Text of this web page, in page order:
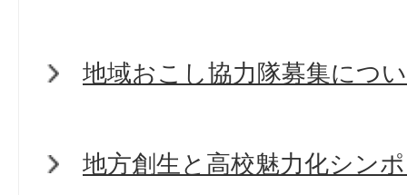
地域おこし協力隊募集につ
地方創生と高校魅力化シン